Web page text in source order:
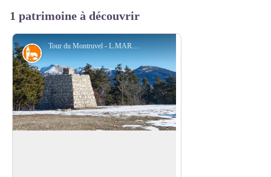
1 patrimoine à découvrir
Petit patrimoine